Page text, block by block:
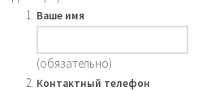
Ваше имя
(обязательно)
Контактный телефон